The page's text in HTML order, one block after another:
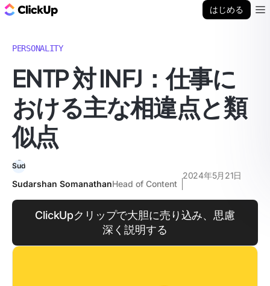
はじめる
PERSONALITY
ENTP 対 INFJ：仕事に
おける主な相違点と類
似点
Sudarshan SomanathanHead of Content
2024年5月21日
ClickUpクリップで大胆に売り込み、思慮
深く説明する